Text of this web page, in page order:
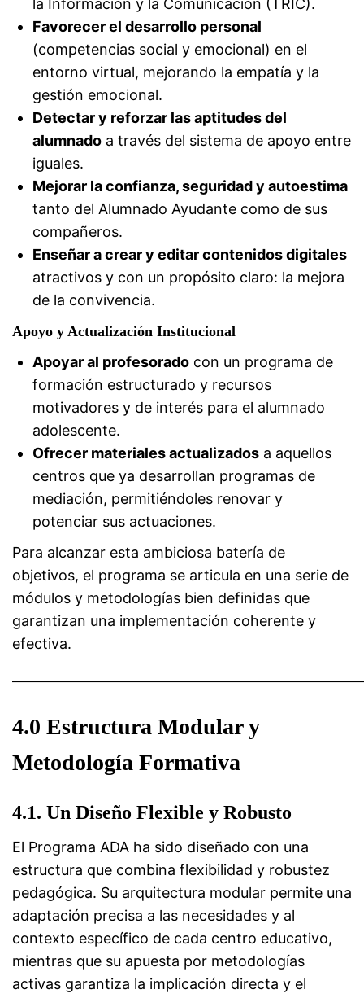
la Información y la Comunicación (TRIC).
Favorecer el desarrollo personal
(competencias social y emocional) en el
entorno virtual, mejorando la empatía y la
gestión emocional.
Detectar y reforzar las aptitudes del
alumnado a través del sistema de apoyo entre
iguales.
Mejorar la confianza, seguridad y autoestima
tanto del Alumnado Ayudante como de sus
compañeros.
Enseñar a crear y editar contenidos digitales
atractivos y con un propósito claro: la mejora
de la convivencia.
Apoyo y Actualización Institucional
Apoyar al profesorado con un programa de
formación estructurado y recursos
motivadores y de interés para el alumnado
adolescente.
Ofrecer materiales actualizados a aquellos
centros que ya desarrollan programas de
mediación, permitiéndoles renovar y
potenciar sus actuaciones.
Para alcanzar esta ambiciosa batería de
objetivos, el programa se articula en una serie de
módulos y metodologías bien definidas que
garantizan una implementación coherente y
efectiva.
4.0 Estructura Modular y
Metodología Formativa
4.1. Un Diseño Flexible y Robusto
El Programa ADA ha sido diseñado con una
estructura que combina flexibilidad y robustez
pedagógica. Su arquitectura modular permite una
adaptación precisa a las necesidades y al
contexto específico de cada centro educativo,
mientras que su apuesta por metodologías
activas garantiza la implicación directa y el